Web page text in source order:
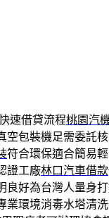
速借貸流程桃園汽
空包裝機足需委託
符合環保適合簡易
證工廠林口汽車借款
良好為台灣人量身
業環境消毒水塔清